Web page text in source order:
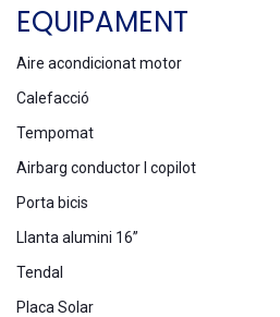
EQUIPAMENT
Aire acondicionat motor
Calefacció
Tempomat
Airbarg conductor I copilot
Porta bicis
Llanta alumini 16”
Tendal
Placa Solar